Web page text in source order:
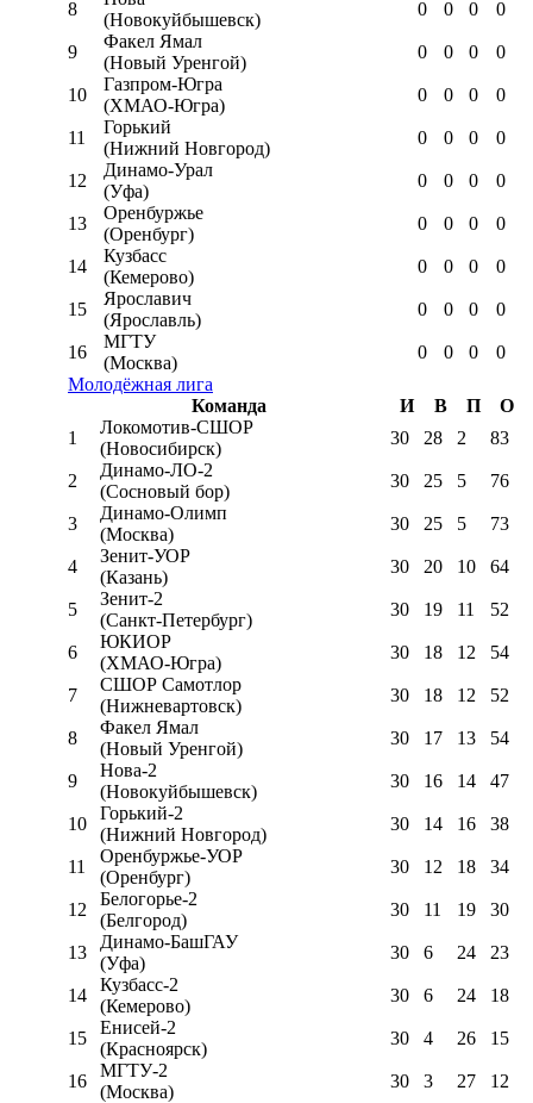
8
(Новокуйбышевск)
0 0 0 0
9
Факел Ямал
(Новый Уренгой)
0 0 0 0
10
Газпром-Югра
(ХМАО-Югра)
0 0 0 0
11
Горький
(Нижний Новгород)
0 0 0 0
12
Динамо-Урал
(Уфа)
0 0 0 0
13
Оренбуржье
(Оренбург)
0 0 0 0
14
Кузбасс
(Кемерово)
0 0 0 0
15
Ярославич
(Ярославль)
0 0 0 0
16
МГТУ
(Москва)
0 0 0
0
Молодёжная лига
Команда
И В П
О
1
Локомотив-CШОР
(Новосибирск)
30 28 2 83
2
Динамо-ЛО-2
(Сосновый бор)
30 25 5 76
3
Динамо-Олимп
(Москва)
30 25 5 73
4
Зенит-УОР
(Казань)
30 20 10 64
5
Зенит-2
(Санкт-Петербург)
30 19 11 52
6
ЮКИОР
(ХМАО-Югра)
30 18 12 54
7
СШОР Самотлор
(Нижневартовск)
30 18 12 52
8
Факел Ямал
(Новый Уренгой)
30 17 13 54
9
Нова-2
(Новокуйбышевск)
30 16 14 47
10
Горький-2
(Нижний Новгород)
30 14 16 38
11
Оренбуржье-УОР
(Оренбург)
30 12 18 34
12
Белогорье-2
(Белгород)
30 11 19 30
13
Динамо-БашГАУ
(Уфа)
30 6 24 23
14
Кузбасс-2
(Кемерово)
30 6 24 18
15
Енисей-2
(Красноярск)
30 4 26 15
16
МГТУ-2
(Москва)
30 3 27 12